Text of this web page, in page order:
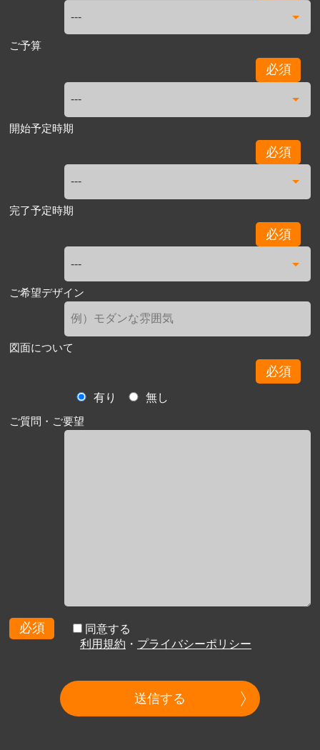
ご予算
必須
開始予定時期
必須
完了予定時期
必須
ご希望デザイン
図面について
必須
有り
無し
ご質問・ご要望
必須
同意する
利用規約 ・ プライバシーポリシー
送信する